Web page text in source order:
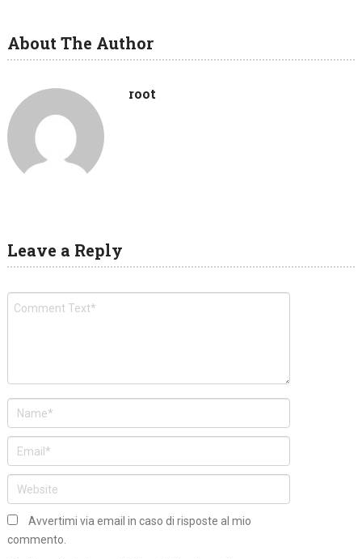
About The Author
root
Leave a Reply
Avvertimi via email in caso di risposte al mio
commento.